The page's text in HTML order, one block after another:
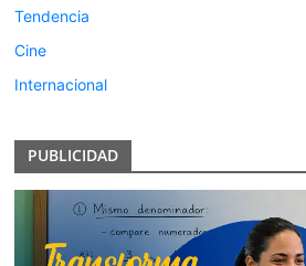
Tendencia
Cine
Internacional
PUBLICIDAD